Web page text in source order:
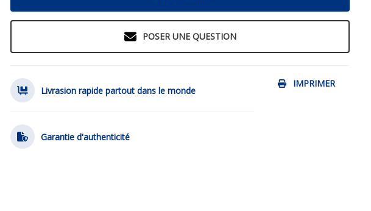
POSER UNE QUESTION
IMPRIMER
Livrasion rapide partout dans le monde
Garantie d'authenticité